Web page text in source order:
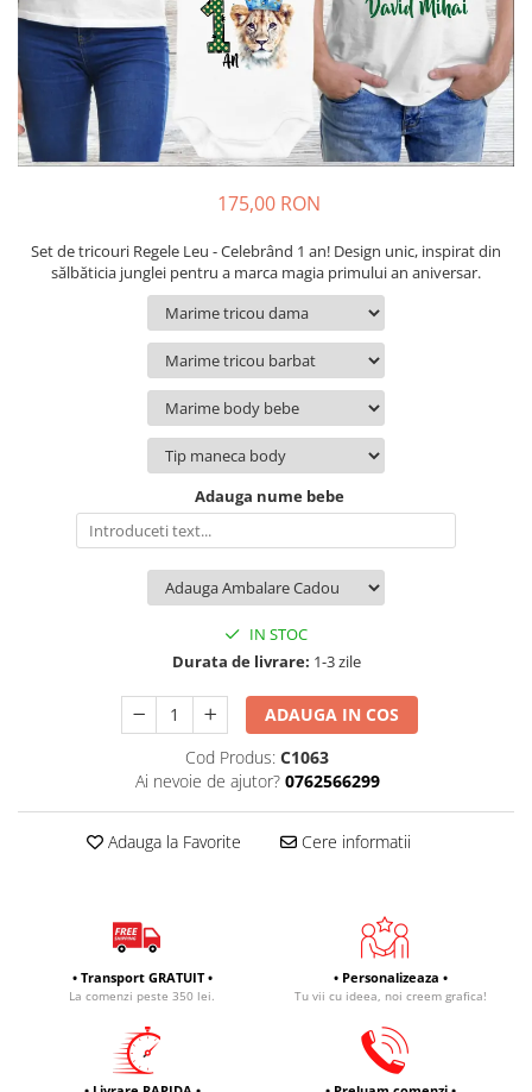
Body bebelusi personalizate
Perne personalizate
Plusuri personalizate
Agende personalizate
Etichete pentru sticla de vin
Cadouri Personalizate Unice
Cadouri pentru Doctori
Cadouri Pensionare
Cadouri Profesori
175,00 RON
Set de tricouri Regele Leu - Celebrând 1 an! Design unic, inspirat din
sălbăticia junglei pentru a marca magia primului an aniversar.
Adauga nume bebe
IN STOC
Durata de livrare: 1-3 zile
ADAUGA IN COS
Cod Produs: C1063
Ai nevoie de ajutor? 0762566299
Adauga la Favorite Cere informatii
• Transport GRATUIT •
La comenzi peste 350 lei.
• Personalizeaza •
Tu vii cu ideea, noi creem grafica!